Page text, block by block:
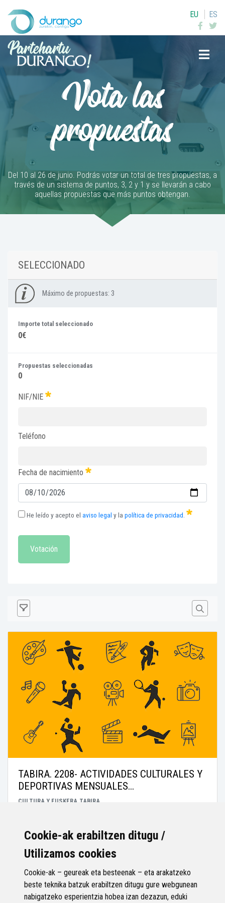
Cookie-ak erabiltzen ditugu /
Utilizamos cookies
Cookie-ak – geureak eta besteenak – eta arakatzeko
beste teknika batzuk erabiltzen ditugu gure webgunean
nabigatzeko esperientzia hobea izan dezazun, eduki
EU ES
Vota las
propuestas
Del 10 al 26 de junio. Podrás votar un total de tres propuestas, a
través de un sistema de puntos, 3, 2 y 1 y se llevarán a cabo
aquellas propuestas que más puntos obtengan.
SELECCIONADO
Máximo de propuestas: 3
Importe total seleccionado
0€
Propuestas seleccionadas
0
NIF/NIE
Teléfono
Fecha de nacimiento
He leído y acepto el aviso legal y la política de privacidad
Votación
TABIRA. 2208- ACTIVIDADES CULTURALES Y
DEPORTIVAS MENSUALES...
CULTURA Y EUSKERA TABIRA
fomento de actividades culturales y deportivas en Tabira
Importe: 25.000€